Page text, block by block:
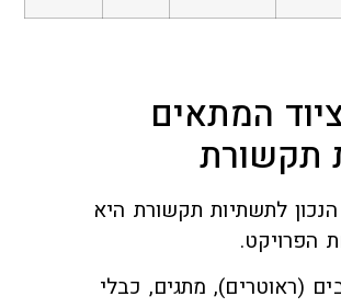
המתאים
תקשורת
לתשתיות תקשורת היא
הפרויקט.
(ראוטרים), מתגים, כבלי